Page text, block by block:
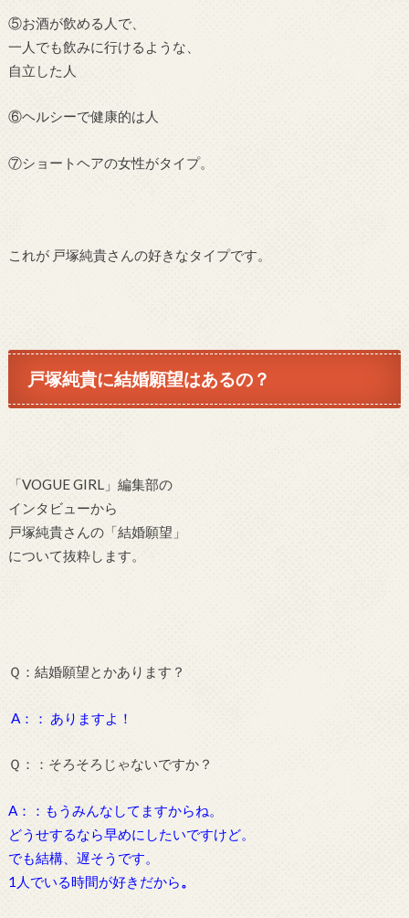
⑤お酒が飲める人で、
一人でも飲みに行けるような、
自立した人
⑥ヘルシーで健康的は人
⑦ショートヘアの女性がタイプ。
これが 戸塚純貴さんの好きなタイプです。
戸塚純貴に結婚願望はあるの？
「VOGUE GIRL」編集部の
インタビューから
戸塚純貴さんの「結婚願望」
について抜粋します。
Ｑ： 結婚願望とかあります？
A：： ありますよ！
Ｑ：： そろそろじゃないですか？
A：：もうみんなしてますからね。
どうせするなら早めにしたいですけど。
でも結構、遅そうです。
1人でいる時間が好きだから。